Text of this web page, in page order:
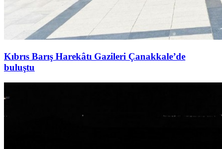
Kıbrıs Barış Harekâtı Gazileri Çanakkale’de
buluştu